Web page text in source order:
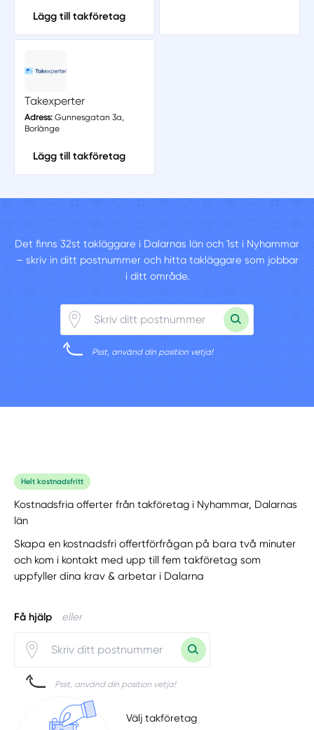
Lägg till takföretag
Takexperter
Adress:Gunnesgatan 3a,
Borlänge
Lägg till takföretag
Det finns 32st takläggare i Dalarnas län och 1st i Nyhammar
– skriv in ditt postnummer och hitta takläggare som jobbar
i ditt område.
Psst, använd din position vetja!
Helt kostnadsfritt
Kostnadsfria offerter från takföretag i Nyhammar, Dalarnas
län
Skapa en kostnadsfri offertförfrågan på bara två minuter
och kom i kontakt med upp till fem takföretag som
uppfyller dina krav & arbetar i Dalarna
Få hjälp eller
Psst, använd din position vetja!
Välj takföretag